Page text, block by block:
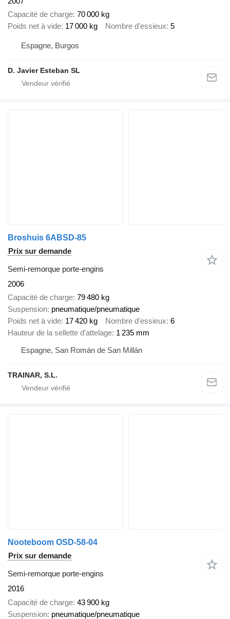
Capacité de charge 70 000 kg
Poids net à vide 17 000 kg Nombre d'essieux 5
Espagne, Burgos
D. Javier Esteban SL
Broshuis 6ABSD-85
Prix sur demande
Semi-remorque porte-engins
2006
Capacité de charge 79 480 kg
Suspension pneumatique/pneumatique
Poids net à vide 17 420 kg Nombre d'essieux 6
Hauteur de la sellette d'attelage 1 235 mm
Espagne, San Román de San Millán
TRAINAR, S.L.
Nooteboom OSD-58-04
Prix sur demande
Semi-remorque porte-engins
2016
Capacité de charge 43 900 kg
Suspension pneumatique/pneumatique